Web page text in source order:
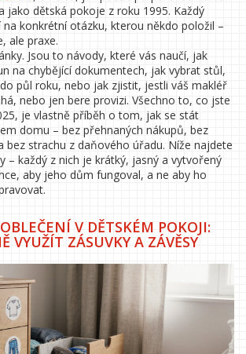
jako dětská pokoje z roku 1995. Každý
konkrétní otázku, kterou někdo položil –
ale praxe.
Jsou to návody, které vás naučí, jak
na chybějící dokumentech, jak vybrat stůl,
půl roku, nebo jak zjistit, jestli váš makléř
nebo jen bere provizi. Všechno to, co jste
je vlastně příběh o tom, jak se stát
domu – bez přehnaných nákupů, bez
bez strachu z daňového úřadu. Níže najdete
– každý z nich je krátký, jasný a vytvořený
aby jeho dům fungoval, a ne aby ho
V DĚTSKÉM POKOJI:
VYUŽÍT ZÁSUVKY A ZÁVĚSY